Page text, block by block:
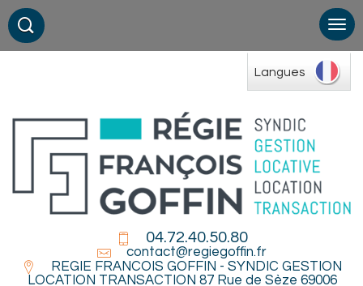
Langues
04.72.40.50.80
contact@regiegoffin.fr
REGIE FRANCOIS GOFFIN - SYNDIC GESTION
LOCATION TRANSACTION 87 Rue de Sèze 69006